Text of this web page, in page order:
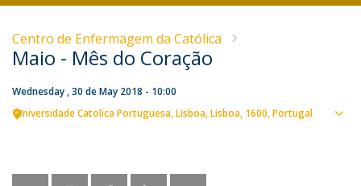
Centro de Enfermagem da Católica
Maio - Mês do Coração
Wednesday , 30 de May 2018 - 10:00
Universidade Catolica Portuguesa Lisboa Lisboa 1600 Portugal